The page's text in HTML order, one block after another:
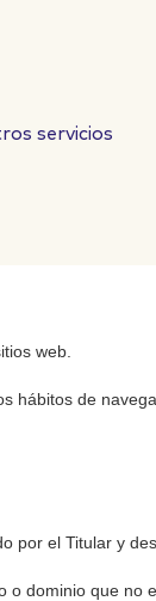
servicios
web.
de
el Titular y
dominio que